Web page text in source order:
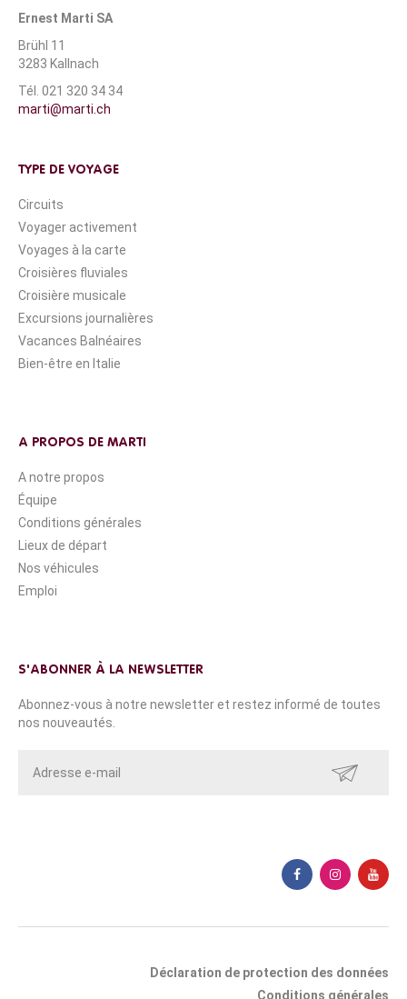
Ernest Marti SA
Brühl 11
3283 Kallnach
Tél. 021 320 34 34
marti@marti.ch
TYPE DE VOYAGE
Circuits
Voyager activement
Voyages à la carte
Croisières fluviales
Croisière musicale
Excursions journalières
Vacances Balnéaires
Bien-être en Italie
A PROPOS DE MARTI
A notre propos
Équipe
Conditions générales
Lieux de départ
Nos véhicules
Emploi
S'ABONNER À LA NEWSLETTER
Abonnez-vous à notre newsletter et restez informé de toutes
nos nouveautés.
ENVOYER
Déclaration de protection des données
Conditions générales